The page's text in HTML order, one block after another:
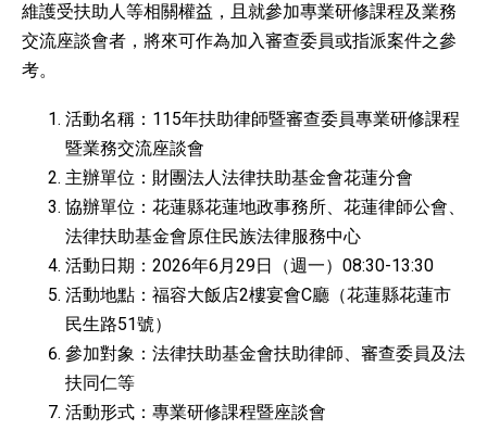
維護受扶助人等相關權益，且就參加專業研修課程及業務
交流座談會者，將來可作為加入審查委員或指派案件之參
考。
活動名稱：115年扶助律師暨審查委員專業研修課程
暨業務交流座談會
主辦單位：財團法人法律扶助基金會花蓮分會
協辦單位：花蓮縣花蓮地政事務所、花蓮律師公會、
法律扶助基金會原住民族法律服務中心
活動日期：2026年6月29日（週一）08:30-13:30
活動地點：福容大飯店2樓宴會C廳（花蓮縣花蓮市
民生路51號）
參加對象：法律扶助基金會扶助律師、審查委員及法
扶同仁等
活動形式：專業研修課程暨座談會